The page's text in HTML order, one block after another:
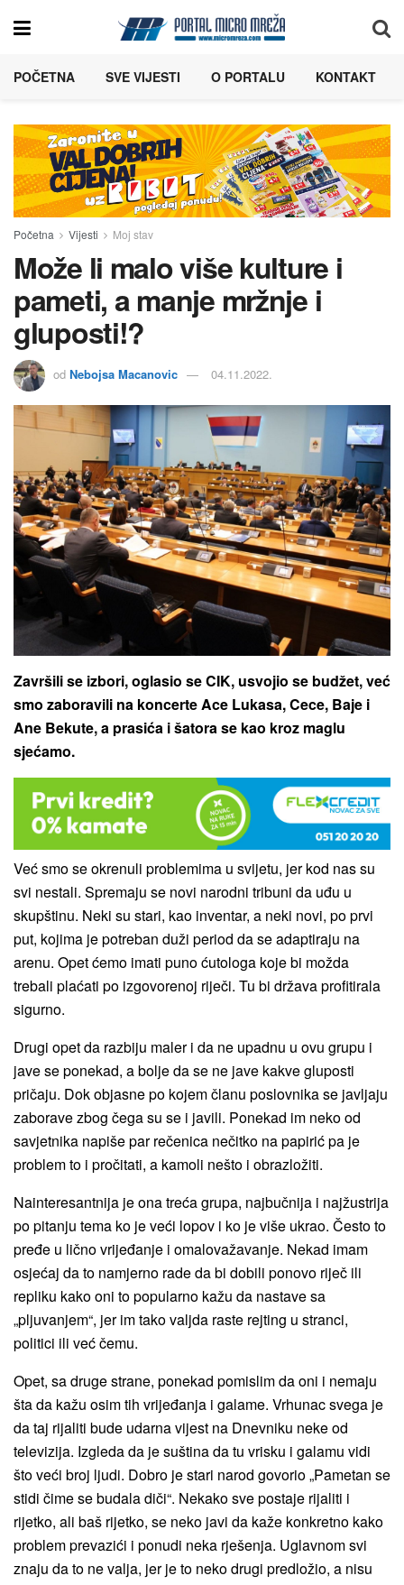
POČETNA SVE VIJESTI O PORTALU KONTAKT
Početna Vijesti Moj stav
Može li malo više kulture i
pameti, a manje mržnje i
gluposti!?
od Nebojsa Macanovic 04.11.2022.
Završili se izbori, oglasio se CIK, usvojio se budžet, već
smo zaboravili na koncerte Ace Lukasa, Cece, Baje i
Ane Bekute, a prasića i šatora se kao kroz maglu
sjećamo.
Već smo se okrenuli problemima u svijetu, jer kod nas su
svi nestali. Spremaju se novi narodni tribuni da uđu u
skupštinu. Neki su stari, kao inventar, a neki novi, po prvi
put, kojima je potreban duži period da se adaptiraju na
arenu. Opet ćemo imati puno ćutologa koje bi možda
trebali plaćati po izgovorenoj riječi. Tu bi država profitirala
sigurno.
Drugi opet da razbiju maler i da ne upadnu u ovu grupu i
jave se ponekad, a bolje da se ne jave kakve gluposti
pričaju. Dok objasne po kojem članu poslovnika se javljaju
zaborave zbog čega su se i javili. Ponekad im neko od
savjetnika napiše par rečenica nečitko na papirić pa je
problem to i pročitati, a kamoli nešto i obrazložiti.
Nainteresantnija je ona treća grupa, najbučnija i najžustrija
po pitanju tema ko je veći lopov i ko je više ukrao. Često to
pređe u lično vrijeđanje i omalovažavanje. Nekad imam
osjećaj da to namjerno rade da bi dobili ponovo riječ ili
repliku kako oni to popularno kažu da nastave sa
„pljuvanjem“, jer im tako valjda raste rejting u stranci,
politici ili već čemu.
Opet, sa druge strane, ponekad pomislim da oni i nemaju
šta da kažu osim tih vrijeđanja i galame. Vrhunac svega je
da taj rijaliti bude udarna vijest na Dnevniku neke od
televizija. Izgleda da je suština da tu vrisku i galamu vidi
što veći broj ljudi. Dobro je stari narod govorio „Pametan se
stidi čime se budala diči“. Nekako sve postaje rijaliti i
rijetko, ali baš rijetko, se neko javi da kaže konkretno kako
problem prevazići i ponudi neka rješenja. Uglavnom svi
znaju da to ne valja, jer je to neko drugi predložio, a nisu